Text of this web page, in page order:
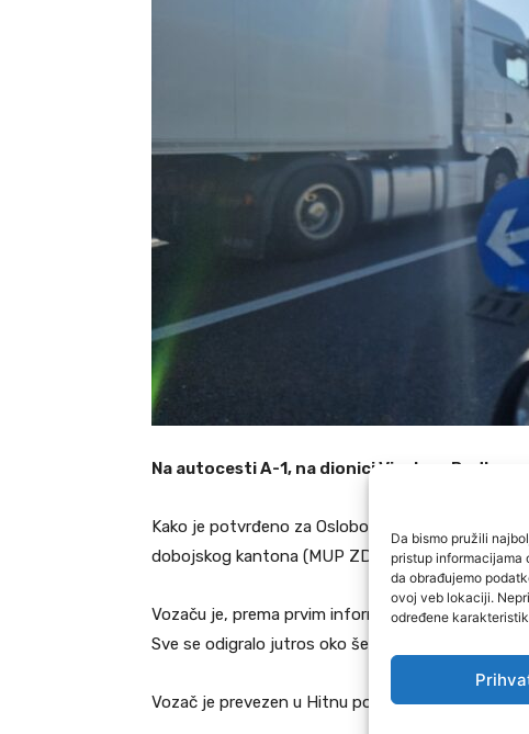
Da bismo pružili
pristup informacijama
da obrađujemo
ovoj veb lokaciji.
određene
Na autocesti A-1, na dionici Visoko –
Kako je potvrđeno za Oslobođenje iz
dobojskog kantona (MUP ZDK), došlo je do
Vozaču je, prema prvim informacijama, pozlilo te
Sve se odigralo jutros oko šest sati u mjestu Buzić
Vozač je prevezen u Hitnu pomoć u Visokom,